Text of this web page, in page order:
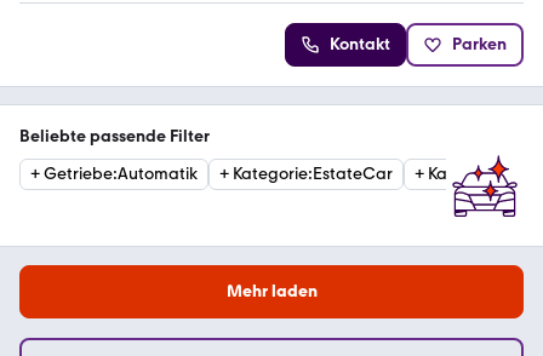
Kontakt Parken
Beliebte passende Filter
+Getriebe:Automatik + Kategorie:EstateCar + Kategorie:
Mehr laden